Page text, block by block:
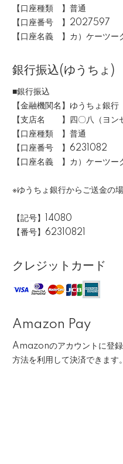
【口座種類 】普通
【口座番号 】2027597
【口座名義 】カ）ケーツー
銀行振込(ゆうちょ)
■銀行振込
【金融機関名】ゆうちょ銀行
【支店名 】四〇八（ヨン
【口座種類 】普通
【口座番号 】6231082
【口座名義 】カ）ケーツー
※ゆうちょ銀行からご送金の
【記号】14080
【番号】62310821
クレジットカード
Amazon Pay
Amazonのアカウントに登
方法を利用して決済できます。